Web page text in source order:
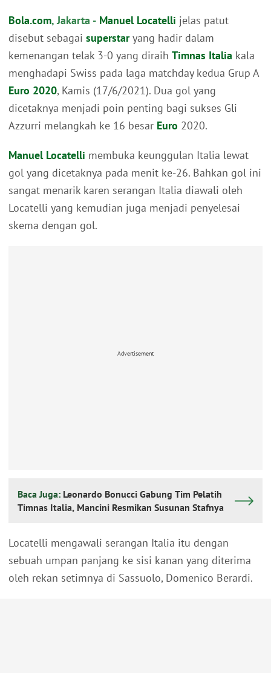
Bola.com, Jakarta - Manuel Locatelli jelas patut
disebut sebagai superstaryang hadir dalam
kemenangan telak 3-0 yang diraih Timnas Italia kala
menghadapi Swiss pada laga matchday kedua Grup A
Euro 2020, Kamis (17/6/2021). Dua gol yang
dicetaknya menjadi poin penting bagi sukses Gli
Azzurri melangkah ke 16 besar Euro 2020.
Manuel Locatelli membuka keunggulan Italia lewat
gol yang dicetaknya pada menit ke-26. Bahkan gol ini
sangat menarik karen serangan Italia diawali oleh
Locatelli yang kemudian juga menjadi penyelesai
skema dengan gol.
Advertisement
Baca Juga: Leonardo Bonucci Gabung Tim Pelatih
Timnas Italia, Mancini Resmikan Susunan Stafnya
Locatelli mengawali serangan Italia itu dengan
sebuah umpan panjang ke sisi kanan yang diterima
oleh rekan setimnya di Sassuolo, Domenico Berardi.